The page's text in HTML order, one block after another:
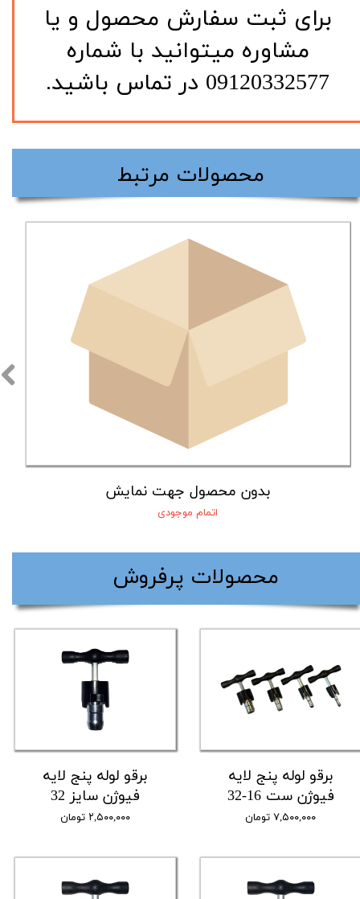
​برای ثبت سفارش محصول و یا
مشاوره میتوانید با شماره
09120332577 در تماس باشید.
​محصولات مرتبط
بدون محصول جهت نمایش
اتمام موجودی
برقو لوله پنج لایه
فیوژن ست 16-32
۷,۵۰۰,۰۰۰ تومان
برقو لوله پنج لایه
فیوژن سایز 32
۲,۵۰۰,۰۰۰ تومان
​محصولات پرفروش